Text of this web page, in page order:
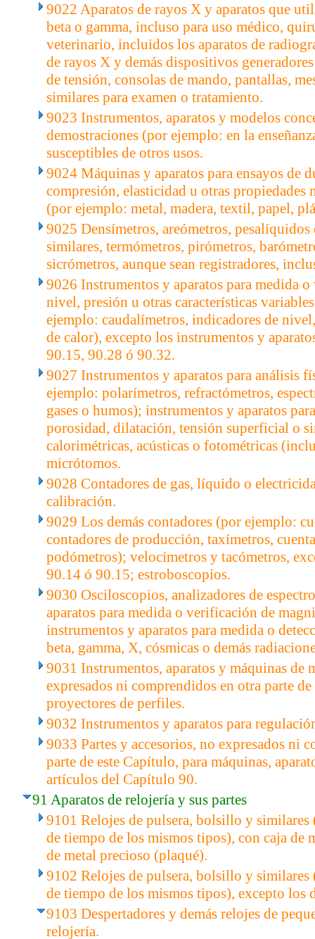
9022 Aparatos de rayos X y aparatos que
beta o gamma, incluso para uso médico,
veterinario, incluidos los aparatos de
de rayos X y demás dispositivos
de tensión, consolas de mando, pantallas,
similares para examen o tratamiento.
9023 Instrumentos, aparatos y modelos
demostraciones (por ejemplo: en la
susceptibles de otros usos.
9024 Máquinas y aparatos para ensayos de
compresión, elasticidad u otras propiedades
(por ejemplo: metal, madera, textil, papel,
9025 Densímetros, areómetros,
similares, termómetros, pirómetros,
sicrómetros, aunque sean registradores,
9026 Instrumentos y aparatos para medida
nivel, presión u otras características
ejemplo: caudalímetros, indicadores de
de calor), excepto los instrumentos y
90.15, 90.28 ó 90.32.
9027 Instrumentos y aparatos para análisis
ejemplo: polarímetros, refractómetros,
gases o humos); instrumentos y aparatos
porosidad, dilatación, tensión superficial o
calorimétricas, acústicas o fotométricas
micrótomos.
9028 Contadores de gas, líquido o
calibración.
9029 Los demás contadores (por ejemplo:
contadores de producción, taxímetros,
podómetros); velocímetros y tacómetros,
90.14 ó 90.15; estroboscopios.
9030 Osciloscopios, analizadores de
aparatos para medida o verificación de
instrumentos y aparatos para medida o
beta, gamma, X, cósmicas o demás
9031 Instrumentos, aparatos y máquinas de
expresados ni comprendidos en otra parte
proyectores de perfiles.
9032 Instrumentos y aparatos para
9033 Partes y accesorios, no expresados ni
parte de este Capítulo, para máquinas,
artículos del Capítulo 90.
91 Aparatos de relojería y sus partes
9101 Relojes de pulsera, bolsillo y
de tiempo de los mismos tipos), con caja de
de metal precioso (plaqué).
9102 Relojes de pulsera, bolsillo y
de tiempo de los mismos tipos), excepto los
9103 Despertadores y demás relojes de
relojería.